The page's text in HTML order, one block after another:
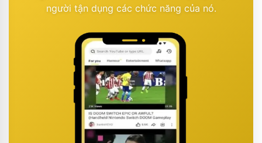
người tận dụng các chức năng của nó.